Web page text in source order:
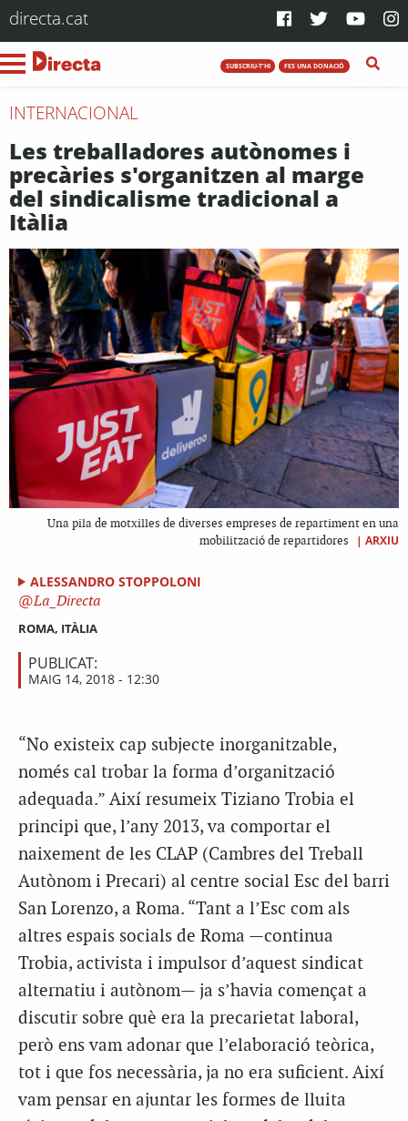
directa.cat
SUBSCRIU-T'HI FES UNA DONACIÓ
INTERNACIONAL
Les treballadores autònomes i
precàries s'organitzen al marge
del sindicalisme tradicional a
Itàlia
Una pila de motxilles de diverses empreses de repartiment en una
mobilització de repartidores
| ARXIU
ALESSANDRO STOPPOLONI
La_Directa
ROMA, ITÀLIA
PUBLICAT:
MAIG 14, 2018 - 12:30
“No existeix cap subjecte inorganitzable,
només cal trobar la forma d’organització
adequada.” Així resumeix Tiziano Trobia el
principi que, l’any 2013, va comportar el
naixement de les CLAP (Cambres del Treball
Autònom i Precari) al centre social Esc del barri
San Lorenzo, a Roma. “Tant a l’Esc com als
altres espais socials de Roma —continua
Trobia, activista i impulsor d’aquest sindicat
alternatiu i autònom— ja s’havia començat a
discutir sobre què era la precarietat laboral,
però ens vam adonar que l’elaboració teòrica,
tot i que fos necessària, ja no era suficient. Així
vam pensar en ajuntar les formes de lluita